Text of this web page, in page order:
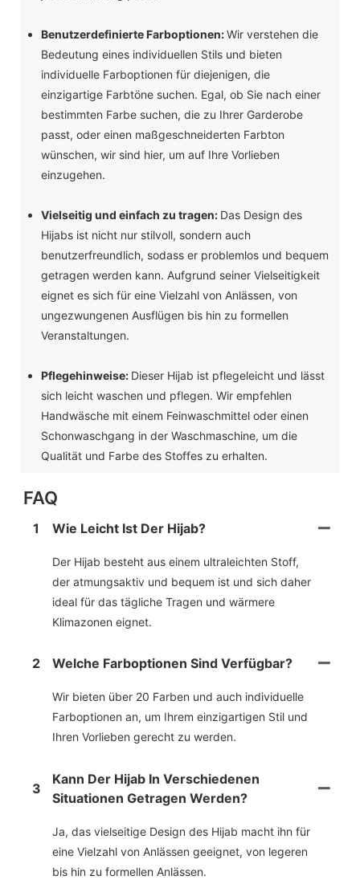
Benutzerdefinierte Farboptionen:Wir verstehen die
Bedeutung eines individuellen Stils und bieten
individuelle Farboptionen für diejenigen, die
einzigartige Farbtöne suchen. Egal, ob Sie nach einer
bestimmten Farbe suchen, die zu Ihrer Garderobe
passt, oder einen maßgeschneiderten Farbton
wünschen, wir sind hier, um auf Ihre Vorlieben
einzugehen.
Vielseitig und einfach zu tragen: Das Design des
Hijabs ist nicht nur stilvoll, sondern auch
benutzerfreundlich, sodass er problemlos und bequem
getragen werden kann. Aufgrund seiner Vielseitigkeit
eignet es sich für eine Vielzahl von Anlässen, von
ungezwungenen Ausflügen bis hin zu formellen
Veranstaltungen.
Pflegehinweise: Dieser Hijab ist pflegeleicht und lässt
sich leicht waschen und pflegen. Wir empfehlen
Handwäsche mit einem Feinwaschmittel oder einen
Schonwaschgang in der Waschmaschine, um die
Qualität und Farbe des Stoffes zu erhalten.
FAQ
1 Wie Leicht Ist Der Hijab?
Der Hijab besteht aus einem ultraleichten Stoff,
der atmungsaktiv und bequem ist und sich daher
ideal für das tägliche Tragen und wärmere
Klimazonen eignet.
2 Welche Farboptionen Sind Verfügbar?
Wir bieten über 20 Farben und auch individuelle
Farboptionen an, um Ihrem einzigartigen Stil und
Ihren Vorlieben gerecht zu werden.
3
Kann Der Hijab In Verschiedenen
Situationen Getragen Werden?
Ja, das vielseitige Design des Hijab macht ihn für
eine Vielzahl von Anlässen geeignet, von legeren
bis hin zu formellen Anlässen.